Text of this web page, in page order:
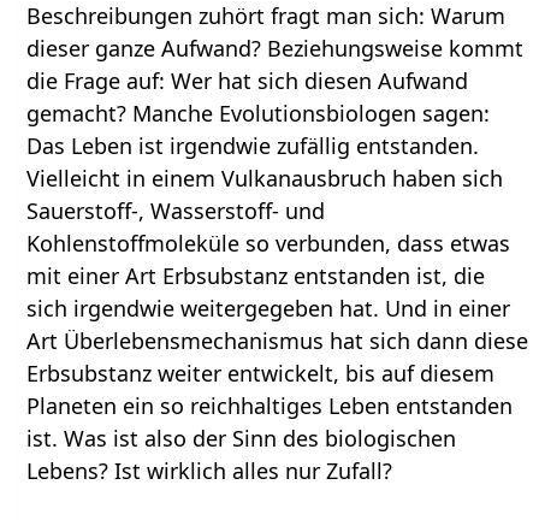
Beschreibungen zuhört fragt man sich: Warum
dieser ganze Aufwand? Beziehungsweise kommt
die Frage auf: Wer hat sich diesen Aufwand
gemacht? Manche Evolutionsbiologen sagen:
Das Leben ist irgendwie zufällig entstanden.
Vielleicht in einem Vulkanausbruch haben sich
Sauerstoff-, Wasserstoff- und
Kohlenstoffmoleküle so verbunden, dass etwas
mit einer Art Erbsubstanz entstanden ist, die
sich irgendwie weitergegeben hat. Und in einer
Art Überlebensmechanismus hat sich dann diese
Erbsubstanz weiter entwickelt, bis auf diesem
Planeten ein so reichhaltiges Leben entstanden
ist. Was ist also der Sinn des biologischen
Lebens? Ist wirklich alles nur Zufall?